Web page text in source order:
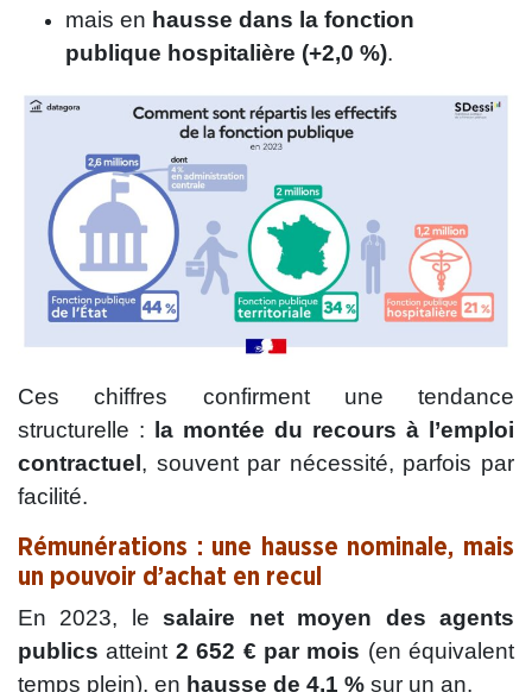
mais en hausse dans la fonction
publique hospitalière (+2,0 %).
Ces chiffres confirment une tendance
structurelle :
la montée du recours à l’emploi
contractuel , souvent par nécessité, parfois par
facilité.
Rémunérations : une hausse nominale, mais
un pouvoir d’achat en recul
En 2023, lesalaire net moyen des agents
publics atteint 2 652 € par mois (en équivalent
temps plein), en hausse de 4,1 % sur un an.